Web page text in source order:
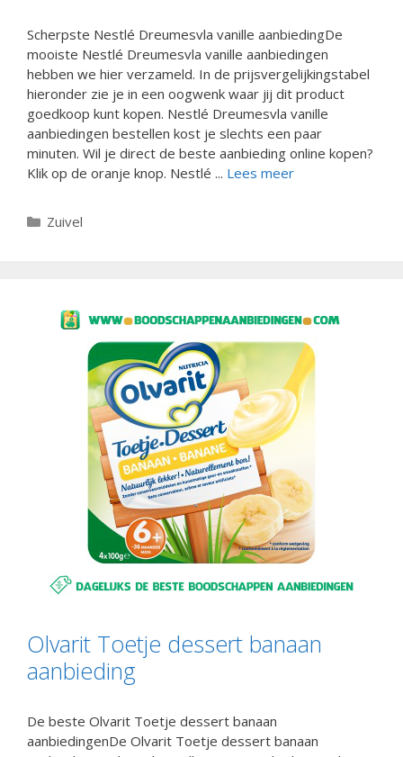
Scherpste Nestlé Dreumesvla vanille aanbiedingDe
mooiste Nestlé Dreumesvla vanille aanbiedingen
hebben we hier verzameld. In de prijsvergelijkingstabel
hieronder zie je in een oogwenk waar jij dit product
goedkoop kunt kopen. Nestlé Dreumesvla vanille
aanbiedingen bestellen kost je slechts een paar
minuten. Wil je direct de beste aanbieding online kopen?
Klik op de oranje knop. Nestlé ... Lees meer
Categorieën
Zuivel
Olvarit Toetje dessert banaan
aanbieding
De beste Olvarit Toetje dessert banaan
aanbiedingenDe Olvarit Toetje dessert banaan